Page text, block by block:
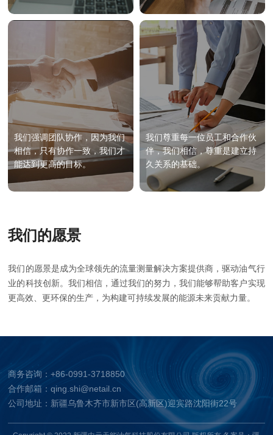
我们强调团队协作，因为我们
相信，只有协作一致，我们才
能达到更高的目标。
我们尊重每一位员工和合作伙
伴，我们相信，尊重是建立持
久关系的基础。
我们的愿景
我们的愿景是成为全球领先的流量测量解决方案提供商，驱动油气行
业的科技创新。我们相信，通过我们的努力，我们能够帮助客户实现
更高效、更环保的生产，为构建可持续发展的能源未来贡献力量。
商务咨询：+86-0991-3718850
合作邮箱：qing.shi@netail.cn
公司地址：新疆乌鲁木齐市新市区(高新区)迎宾路沈阳街22号